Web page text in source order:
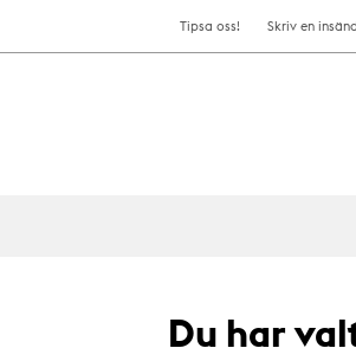
Tipsa oss! Skriv en
Du har